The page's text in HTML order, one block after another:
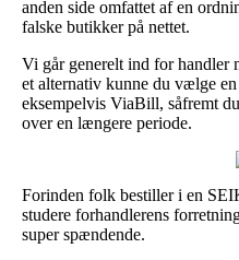
anden side omfattet af en
falske butikker på nettet.
Vi går generelt ind for handler
et alternativ kunne du vælge
eksempelvis ViaBill, såfremt
over en længere periode.
Forinden folk bestiller i en
studere forhandlerens
super spændende.